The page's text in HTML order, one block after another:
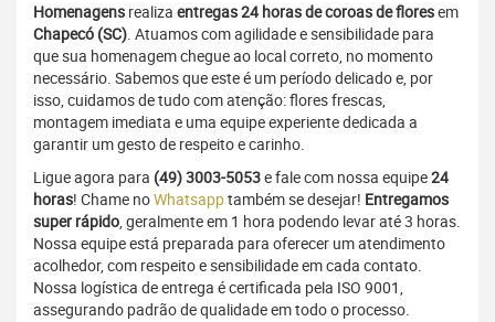
Homenagens realiza entregas 24 horas de coroas de floresem
Chapecó (SC). Atuamos com agilidade e sensibilidade para
que sua homenagem chegue ao local correto, no momento
necessário. Sabemos que este é um período delicado e, por
isso, cuidamos de tudo com atenção: flores frescas,
montagem imediata e uma equipe experiente dedicada a
garantir um gesto de respeito e carinho.
Ligue agora para (49) 3003-5053e fale com nossa equipe24
horas! Chame noWhatsapptambém se desejar! Entregamos
super rápido, geralmente em 1 hora podendo levar até 3 horas.
Nossa equipe está preparada para oferecer um atendimento
acolhedor, com respeito e sensibilidade em cada contato.
Nossa logística de entrega é certificada pela ISO 9001,
assegurando padrão de qualidade em todo o processo.